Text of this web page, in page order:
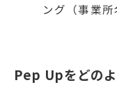
ング（事業所
Pep Upをどの